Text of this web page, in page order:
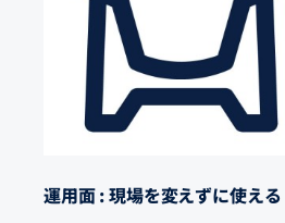
運用面 : 現場を変えずに使える